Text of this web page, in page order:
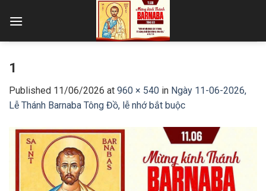
1
Published 11/06/2026 at 960 × 540 in Ngày 11-06-2026,
Lễ Thánh Barnaba Tông Đồ, lễ nhớ bắt buộc